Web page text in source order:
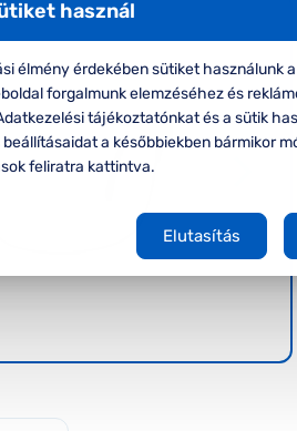
használ
élmény érdekében sütiket használunk
forgalmunk elemzéséhez és
tájékoztatónkat és a sütik
a későbbiekben bármikor
feliratra kattintva.
Elutasítás